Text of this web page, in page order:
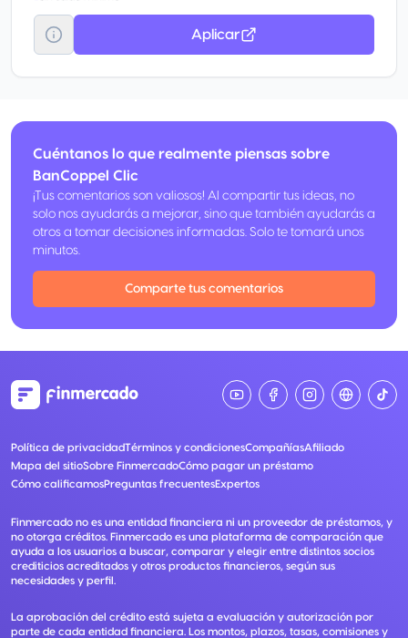
Aplicar
Cuéntanos lo que realmente piensas sobre
BanCoppel Clic
¡Tus comentarios son valiosos! Al compartir tus ideas, no
solo nos ayudarás a mejorar, sino que también ayudarás a
otros a tomar decisiones informadas. Solo te tomará unos
minutos.
Comparte tus comentarios
Política de privacidadTérminos y condicionesCompañíasAfiliado
Mapa del sitioSobre FinmercadoCómo pagar un préstamo
Cómo calificamosPreguntas frecuentesExpertos
Finmercado no es una entidad financiera ni un proveedor de préstamos, y
no otorga créditos. Finmercado es una plataforma de comparación que
ayuda a los usuarios a buscar, comparar y elegir entre distintos socios
crediticios acreditados y otros productos financieros, según sus
necesidades y perfil.
La aprobación del crédito está sujeta a evaluación y autorización por
parte de cada entidad financiera. Los montos, plazos, tasas, comisiones y